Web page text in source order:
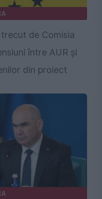
de Comisia
între AUR și
din proiect